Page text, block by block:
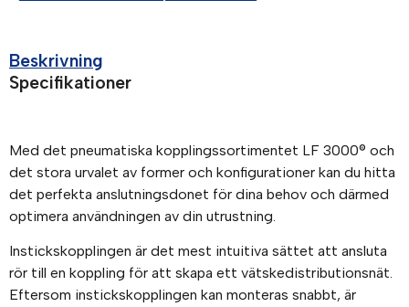
Beskrivning
Specifikationer
Med det pneumatiska kopplingssortimentet LF 3000® och
det stora urvalet av former och konfigurationer kan du hitta
det perfekta anslutningsdonet för dina behov och därmed
optimera användningen av din utrustning.
Instickskopplingen är det mest intuitiva sättet att ansluta
rör till en koppling för att skapa ett vätskedistributionsnät.
Eftersom instickskopplingen kan monteras snabbt, är